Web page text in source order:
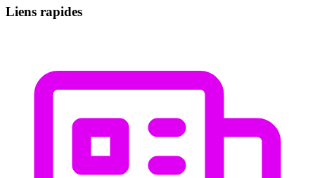
Liens rapides